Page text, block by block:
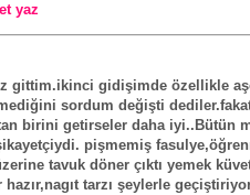
yaz
gittim.ikinci gidişimde özellikle
sordum değişti
birini getirseler daha iyi..Bütün
pişmemiş
tavuk döner çıktı yemek
tarzı şeylerle